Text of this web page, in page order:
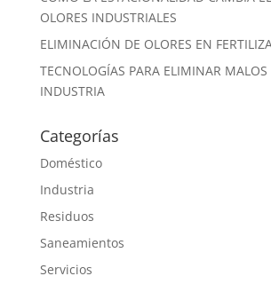
OLORES INDUSTRIALES
ELIMINACIÓN DE OLORES EN
TECNOLOGÍAS PARA ELIMINAR MALOS
INDUSTRIA
Categorías
Doméstico
Industria
Residuos
Saneamientos
Servicios